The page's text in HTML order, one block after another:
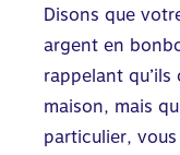
Disons que
argent en
rappelant
maison, mais
particulier,